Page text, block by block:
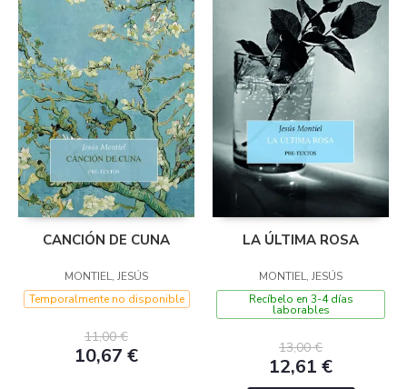
CANCIÓN DE CUNA
MONTIEL, JESÚS
Temporalmente no disponible
11,00 €
10,67 €
LA ÚLTIMA ROSA
MONTIEL, JESÚS
Recíbelo en 3-4 días
laborables
13,00 €
12,61 €